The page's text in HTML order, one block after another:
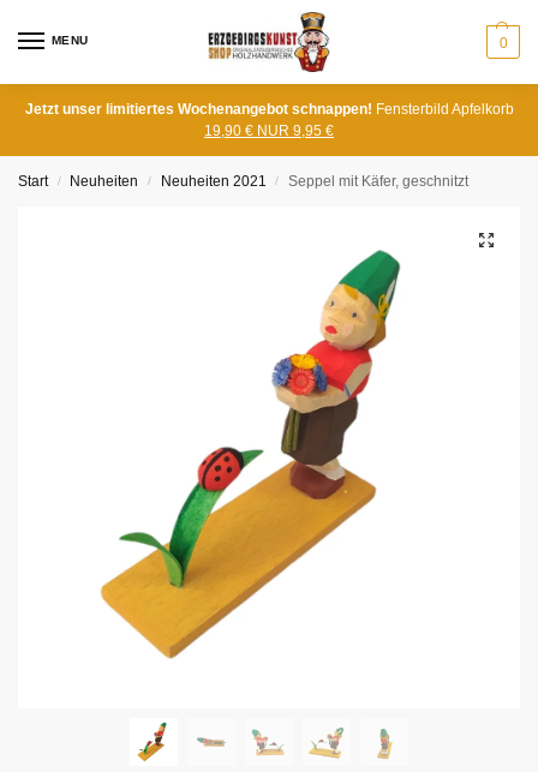
MENU 0
Jetzt unser limitiertes Wochenangebot schnappen! Fensterbild Apfelkorb
19,90 € NUR 9,95 €
Start / Neuheiten / Neuheiten 2021 / Seppel mit Käfer, geschnitzt